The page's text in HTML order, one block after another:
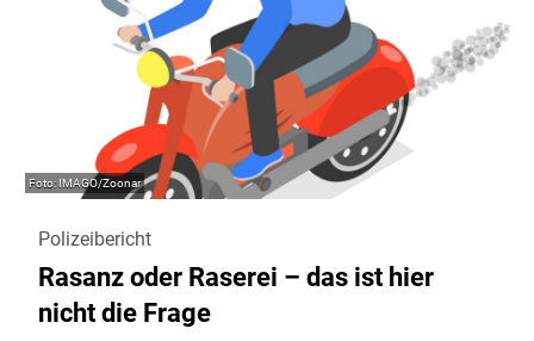
IMAGO/Zoonar
Polizeibericht
Rasanz oder Raserei – das ist hier
nicht die Frage